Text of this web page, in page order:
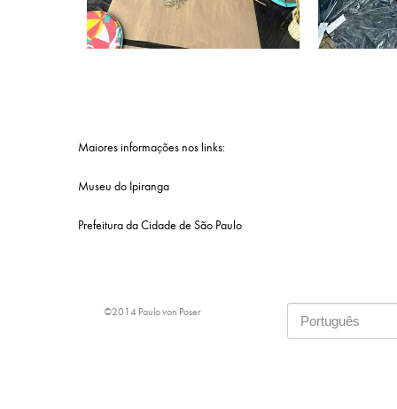
Maiores informações nos links:
Museu do Ipiranga
Prefeitura da Cidade de São Paulo
©2014 Paulo von Poser